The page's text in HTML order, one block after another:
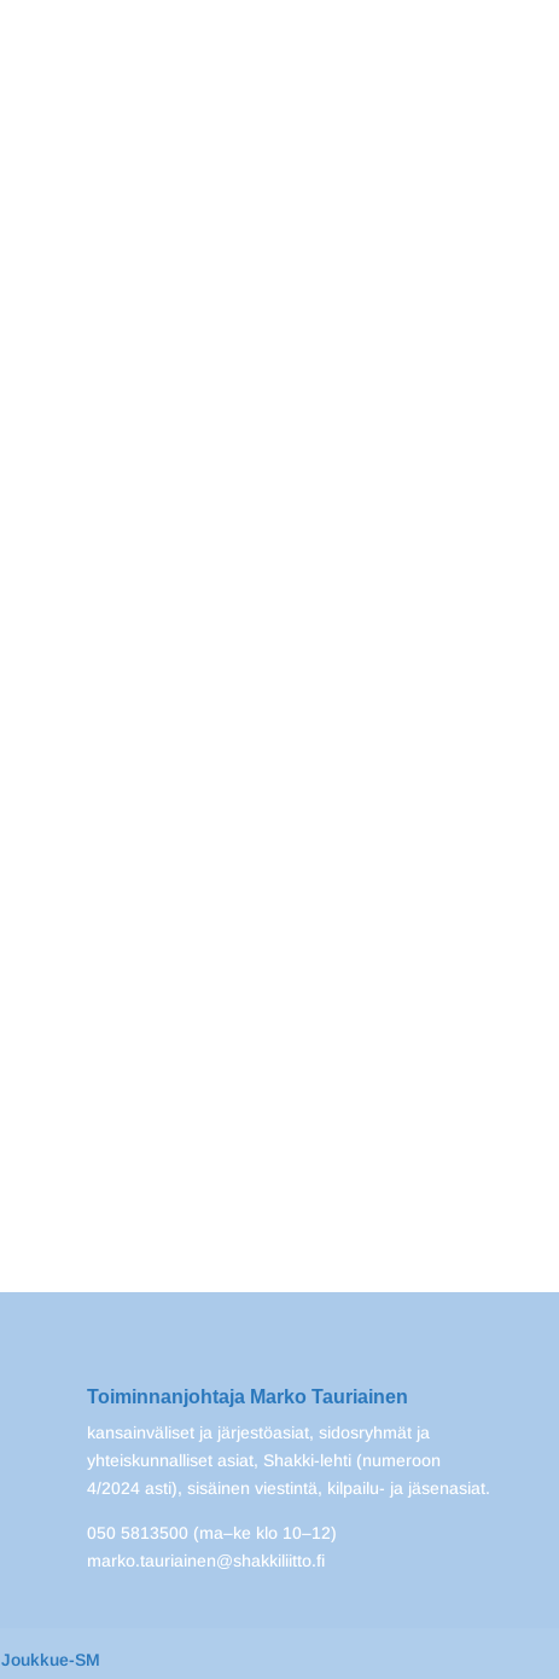
Toiminnanjohtaja Marko Tauriainen
kansainväliset ja järjestöasiat, sidosryhmät ja
yhteiskunnalliset asiat, Shakki-lehti (numeroon
4/2024 asti), sisäinen viestintä, kilpailu- ja jäsenasiat.
050 5813500 (ma–ke klo 10–12)
marko.tauriainen@shakkiliitto.fi
Joukkue-SM